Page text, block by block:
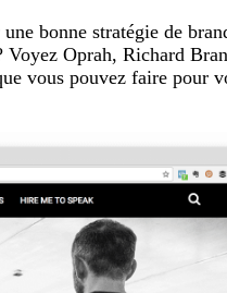
bonne stratégie de
Voyez Oprah, Richard
vous pouvez faire pour